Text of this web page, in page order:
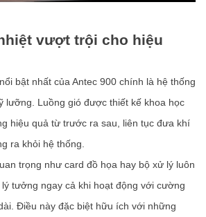
vượt trội cho hiệu
bật nhất của Antec 900 chính là hệ thống
lưỡng. Luồng gió được thiết kế khoa học
hiệu quả từ trước ra sau, liên tục đưa khí
ra khỏi hệ thống.
trọng như card đồ họa hay bộ xử lý luôn
tưởng ngay cả khi hoạt động với cường
Điều này đặc biệt hữu ích với những